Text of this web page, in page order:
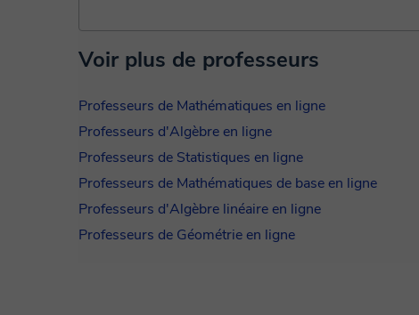
Voir plus de professeurs
Professeurs de Mathématiques en ligne
Professeurs d'Algèbre en ligne
Professeurs de Statistiques en ligne
Professeurs de Mathématiques de base en ligne
Professeurs d'Algèbre linéaire en ligne
Professeurs de Géométrie en ligne